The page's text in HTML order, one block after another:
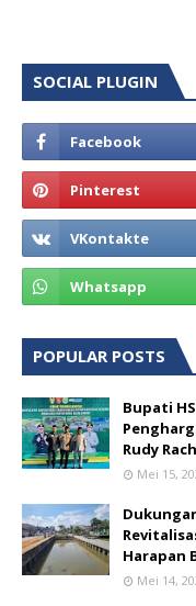
SOCIAL PLUGIN
POPULAR POSTS
Bupati
Rudy
Mei 15,
Harapan
Mei 14,